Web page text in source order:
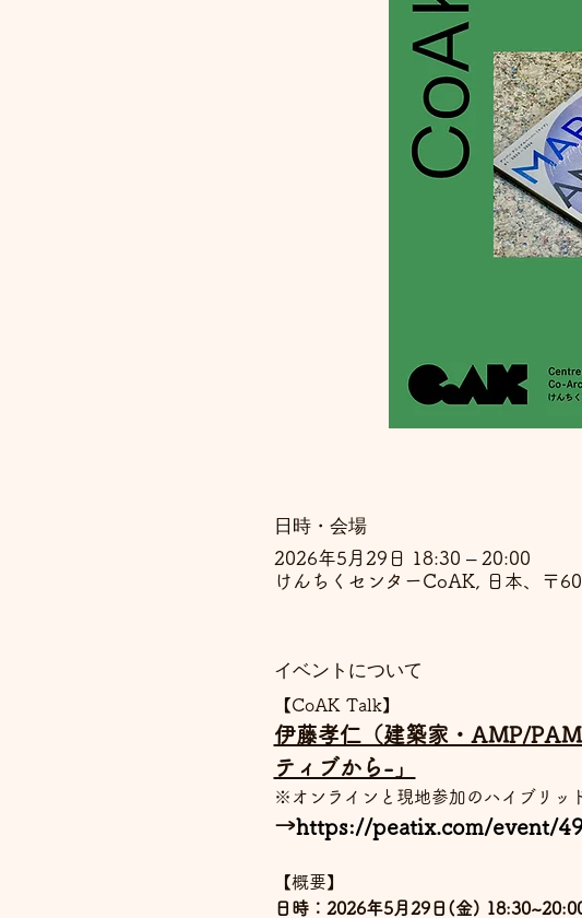
日時・会場
2026年5月29日 18:30 – 20:00
けんちくセンターCoAK, 日本、〒
イベントについて
【CoAK Talk】
伊藤孝仁（建築家・AMP/
ティブから-」
※オンラインと現地参加のハイブリッ
→https://peatix.com/event/
【概要】
日時：2026年5月29日(金)